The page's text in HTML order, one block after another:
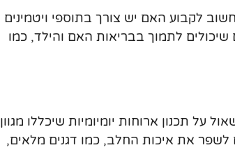
לקבוע האם יש צורך בתוספי ויטמינים
שיכולים לתמוך בבריאות האם והילד, כמו
על תכנון ארוחות יומיומיות שיכללו מגוון
לשפר את איכות החלב, כמו דגנים מלאים,